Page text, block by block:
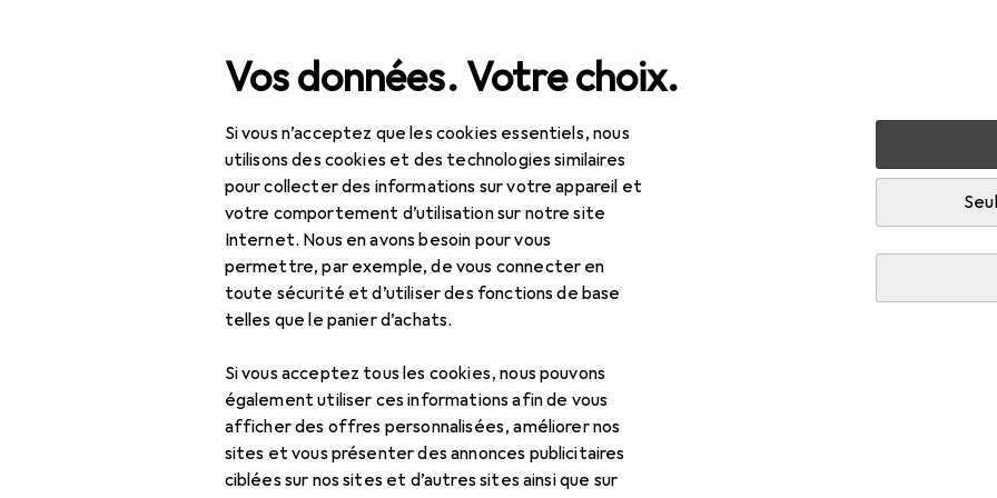
Vos données. Votre choix.
Si vous n’acceptez que les cookies essentiels, nous
utilisons des cookies et des technologies similaires
pour collecter des informations sur votre appareil et
votre comportement d’utilisation sur notre site
Internet. Nous en avons besoin pour vous
permettre, par exemple, de vous connecter en
toute sécurité et d’utiliser des fonctions de base
telles que le panier d’achats.
Si vous acceptez tous les cookies, nous pouvons
également utiliser ces informations afin de vous
afficher des offres personnalisées, améliorer nos
sites et vous présenter des annonces publicitaires
ciblées sur nos sites et d’autres sites ainsi que sur
Recherche
Périphériques Alimentation Chargeurs Câble USB StarTech Câble USB 2.0 A vers B